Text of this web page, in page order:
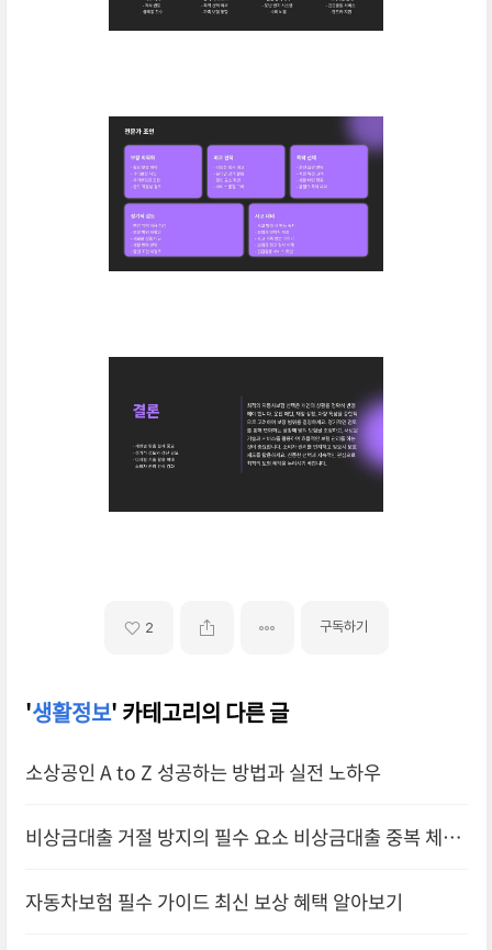
2 구독하기
'생활정보' 카테고리의 다른 글
소상공인 A to Z 성공하는 방법과 실전 노하우
비상금대출 거절 방지의 필수 요소 비상금대출 중복 체크
자동차보험 필수 가이드 최신 보상 혜택 알아보기